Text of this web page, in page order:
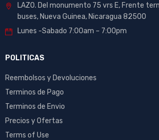
LAZO. Del monumento 75 vrs E, Frente
buses, Nueva Guinea, Nicaragua 82500
Lunes -Sabado 7:00am – 7:00pm
POLITICAS
Reembolsos y Devoluciones
Terminos de Pago
Terminos de Envio
Precios y Ofertas
Terms of Use